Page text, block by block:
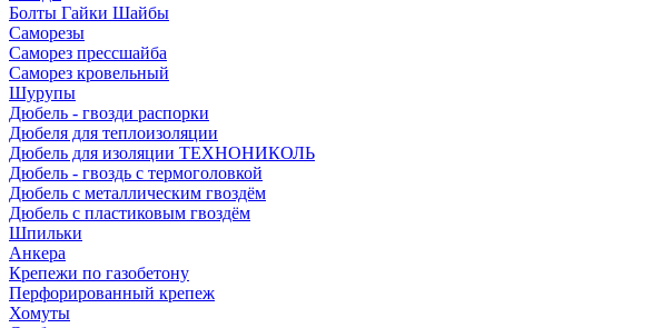
Болты Гайки Шайбы
Саморезы
Саморез прессшайба
Саморез кровельный
Шурупы
Дюбель - гвозди распорки
Дюбеля для теплоизоляции
Дюбель для изоляции ТЕХНОНИКОЛЬ
Дюбель - гвоздь с термоголовкой
Дюбель с металлическим гвоздём
Дюбель с пластиковым гвоздём
Шпильки
Анкера
Крепежи по газобетону
Перфорированный крепеж
Хомуты